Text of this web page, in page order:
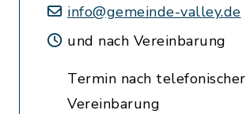
info@gemeinde-valley.de
und nach Vereinbarung
Termin nach telefonischer
Vereinbarung